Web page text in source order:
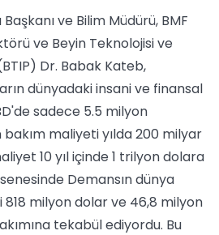
ve Bilim Müdürü, BMF
ve Beyin Teknolojisi ve
Dr. Babak Kateb,
dünyadaki insani ve finansal
sadece 5.5 milyon
bakım maliyeti yılda 200 milyar
10 yıl içinde 1 trilyon dolara
Demansın dünya
milyon dolar ve 46,8 milyon
tekabül ediyordu. Bu